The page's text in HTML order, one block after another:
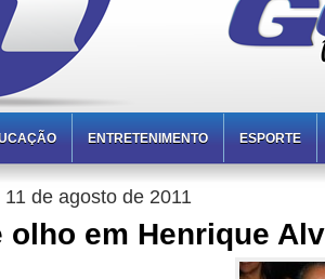
ENTRETENIMENTO ESPORTE
de agosto de 2011
olho em Henrique